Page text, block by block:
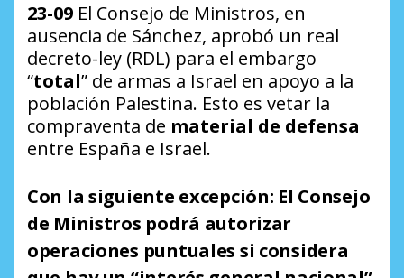
23-09 El Consejo de Ministros, en
ausencia de Sánchez, aprobó un real
decreto-ley (RDL) para el embargo
“total” de armas a Israel en apoyo a la
población Palestina. Esto es vetar la
compraventa de material de defensa
entre España e Israel.
Con la siguiente excepción: El Consejo
de Ministros podrá autorizar
operaciones puntuales si considera